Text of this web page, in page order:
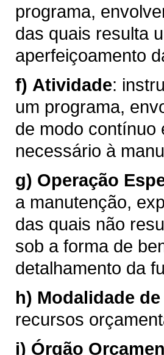
programa,
das quais resulta
aperfeiçoamento
f) Atividade:
um programa,
de modo contínuo
necessário à
g) Operação
a manutenção,
das quais não
sob a forma de
detalhamento da
h) Modalidade
recursos
i) Órgão